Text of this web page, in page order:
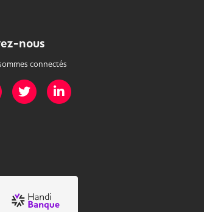
nous
connectés
Page Facebook de Mission Handicap
Page Twitter de Mission Handicap